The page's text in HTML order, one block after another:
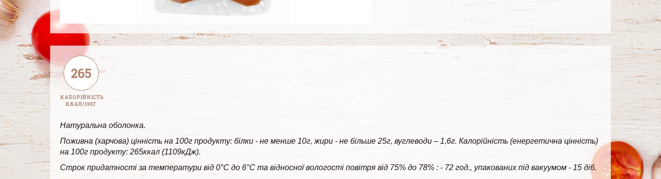
265
КАЛОРІЙНІСТЬ
ККАЛ/100Г
Натуральна оболонка.
Поживна (харчова) цінність на 100г продукту: білки - не менше 10г, жири - не більше 25г, вуглеводи – 1,6г. Калорійність (енергетична цінність)
на 100г продукту: 265ккал (1109кДж).
Строк придатності за температури від 0°С до 6°С та відносної вологості повітря від 75% до 78% : - 72 год., упакованих під вакуумом - 15 діб.